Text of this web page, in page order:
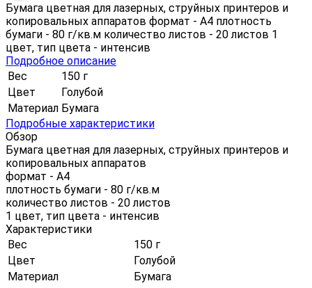
Бумага цветная для лазерных, струйных принтеров и
копировальных аппаратов формат - А4 плотность
бумаги - 80 г/кв.м количество листов - 20 листов 1
цвет, тип цвета - интенсив
Подробное описание
Вес
150 г
Цвет
Голубой
Материал Бумага
Подробные характеристики
Обзор
Бумага цветная для лазерных, струйных принтеров и
копировальных аппаратов
формат - А4
плотность бумаги - 80 г/кв.м
количество листов - 20 листов
1 цвет, тип цвета - интенсив
Характеристики
Вес
150 г
Цвет
Голубой
Материал
Бумага